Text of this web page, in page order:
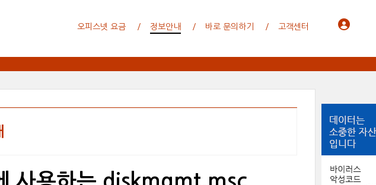
오피스넷 요금 정보안내 바로 문의하기 고객센터